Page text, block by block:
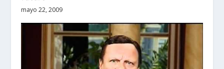
mayo 22, 2009